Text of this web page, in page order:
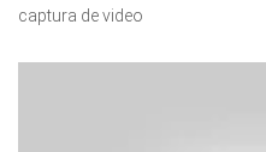
captura de video